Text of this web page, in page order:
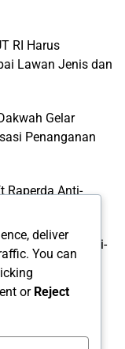
RI Harus
Lawan Jenis dan
Gelar
Penanganan
Raperda Anti-
Raperda Anti-
deliver
You can
or Reject